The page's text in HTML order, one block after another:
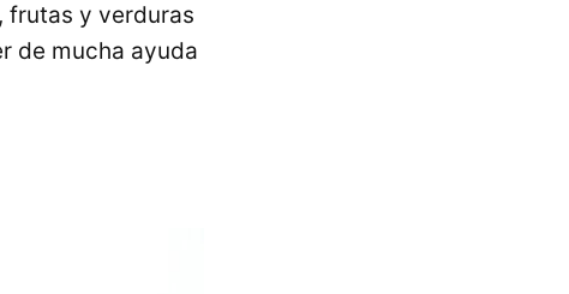
frutas y verduras
de mucha ayuda